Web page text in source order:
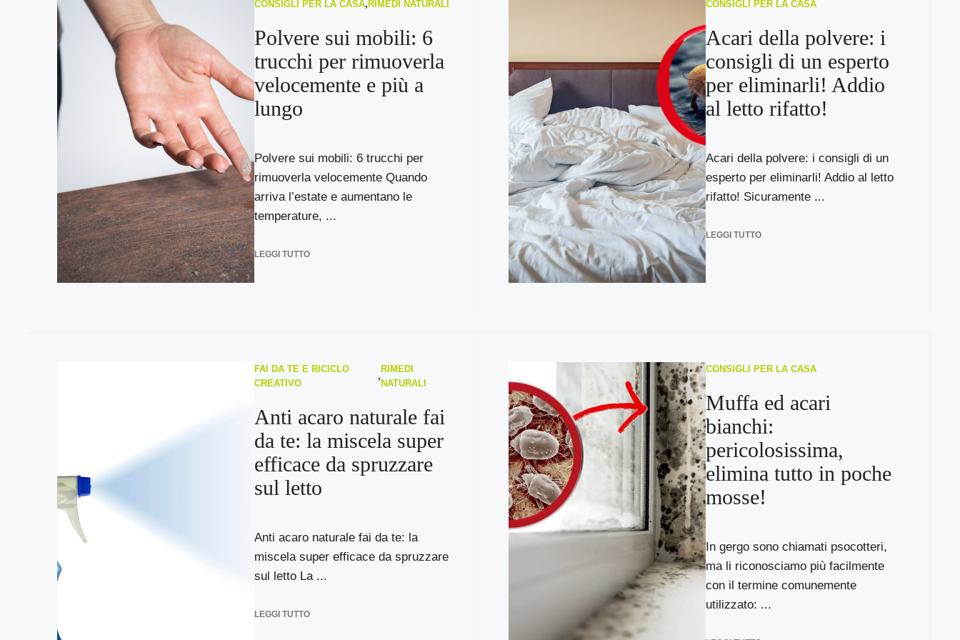
CONSIGLI PER LA CASA, RIMEDI NATURALI
Polvere sui mobili: 6
trucchi per rimuoverla
velocemente e più a
lungo
Polvere sui mobili: 6 trucchi per
rimuoverla velocemente Quando
arriva l’estate e aumentano le
temperature, ...
LEGGI TUTTO
CONSIGLI PER LA CASA
Acari della polvere: i
consigli di un esperto
per eliminarli! Addio
al letto rifatto!
Acari della polvere: i consigli di un
esperto per eliminarli! Addio al letto
rifatto! Sicuramente ...
LEGGI TUTTO
FAI DA TE E RICICLO
CREATIVO
,
RIMEDI
NATURALI
Anti acaro naturale fai
da te: la miscela super
efficace da spruzzare
sul letto
Anti acaro naturale fai da te: la
miscela super efficace da spruzzare
sul letto La ...
LEGGI TUTTO
CONSIGLI PER LA CASA
Muffa ed acari
bianchi:
pericolosissima,
elimina tutto in poche
mosse!
In gergo sono chiamati psocotteri,
ma li riconosciamo più facilmente
con il termine comunemente
utilizzato: ...